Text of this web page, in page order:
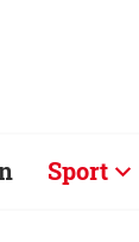
Sport